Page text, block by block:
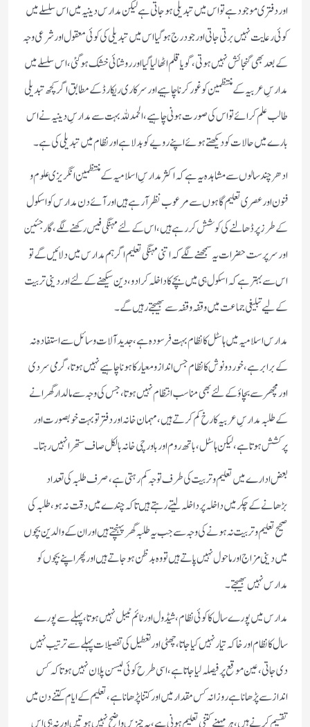
اور دفتری موجود ہے تو اس میں تبدیلی ہو جاتی ہے لیکن مدارس دینیہ میں اس سلسلے میں
کوئی رعایت نہیں برتی جاتی اور جو درج ہوگیا اس میں تبدیلی کی کوئی معقول اور شرعی وجہ
کے بعد بھی گنجائش نہیں ہوتی، گویا قلم اٹھا لیا گیا اور روشنائی خشک ہوگئی ،اس سلسلے میں
مدارسِ عربیہ کے منتظمین کو غور کرنا چاہیے اور سرکاری ریکارڈ کے مطابق اگر کچھ تبدیلی
طالب علم کرائے تو اس کی صورت ہونی چاہیے ،الحمد للہ بہت سے مدارسِ دینیہ نے اس
بارے میں حالات کو دیکھتے ہوئے اپنے رویے کو بدلا ہے اور نظام میں تبدیلی کی ہے۔
ادھر چند سالوں سے مشاہدہ یہ ہےکہ اکثر مدارسِ اسلامیہ کے منتظمین انگریزی علوم و
فنون اور عصری تعلیم گاہوں سے مرعوب نظر آرہے ہیں اور آئے دن مدارس کو اسکول
کے طرز پر ڈھالنے کی کوشش کررہے ہیں ،اس کے لئے مہنگی فیس رکھنے لگے ،گارجئین
اور سرپرست حضرات یہ سمجھنے لگے کہ اتنی مہنگی تعلیم اگر ہم مدارس میں دلائیں گے تو
اس سے بہتر ہے کہ اسکول ہی میں بچے کا داخلہ کرادو ،دین سیکھنے کے لئے اور دینی تربیت
کے لیے تبلیغی جماعت میں وقفہ وقفہ سے بھیجتے رہیں گے ۔
مدارس اسلامیہ میں ہاسٹل کا نظام بہت فرسودہ ہے ،جدید آلات و سائل سے استفادہ نہ
کے برابر ہے ،خورد و نوش کا نظام جس انداز و معیار کا ہونا چاہیے نہیں ہوتا ،گرمی سردی
اور مچھر سے بچاؤ کے لئے بھی مناسب انتظام نہیں ہوتا ،جس کی وجہ سے مالدار گھرانے
کے طلبہ مدارسِ عربیہ کا رخ کم کرتے ہیں ،مہمان خانہ اور دفتر تو بہت خوبصورت اور
پرکشش ہوتا ہے، لیکن ہاسٹل ،باتھ روم اور باورچی خانہ بالکل صاف ستھرا نہیں رہتا۔
بعض ادارے میں تعلیم و تربیت کی طرف توجہ کم رہتی ہے ،صرف طلبہ کی تعداد
بڑھانے کے چکر میں داخلہ پر داخلہ لیتے رہتے ہیں تاکہ چندے میں دقت نہ ہو ،طلبہ کی
صحیح تعلیم و تربیت نہ ہونے کی وجہ سے جب یہ طلبہ گھر پہنچتے ہیں اور ان کے والدین بچوں
میں دینی مزاج اور ماحول نہیں پاتے ہیں تو وہ بدظن ہو جاتے ہیں اور پھر اپنے بچوں کو
مدارس نہیں بھیجتے۔
مدارس میں پورے سال کا کوئی نظام ، شیڈول اور ٹائم ٹیبل نہیں ہوتا ،پہلے سے پورے
سال کا نظام اور خاکہ تیار نہیں کیا جاتا ،چھٹی اور تعطیل کی تفصیلات پہلے سے ترتیب نہیں
دی جاتی ،عین موقع پر فیصلہ لیا جاتا ہے ،اسی طرح کوئی لیسن پلان نہیں ہوتا کہ کس
انداز سے پڑھانا ہے روزانہ کس مقدار میں اور کتنا پڑھانا ہے ،تعلیم کے ایام کتنے دن میں